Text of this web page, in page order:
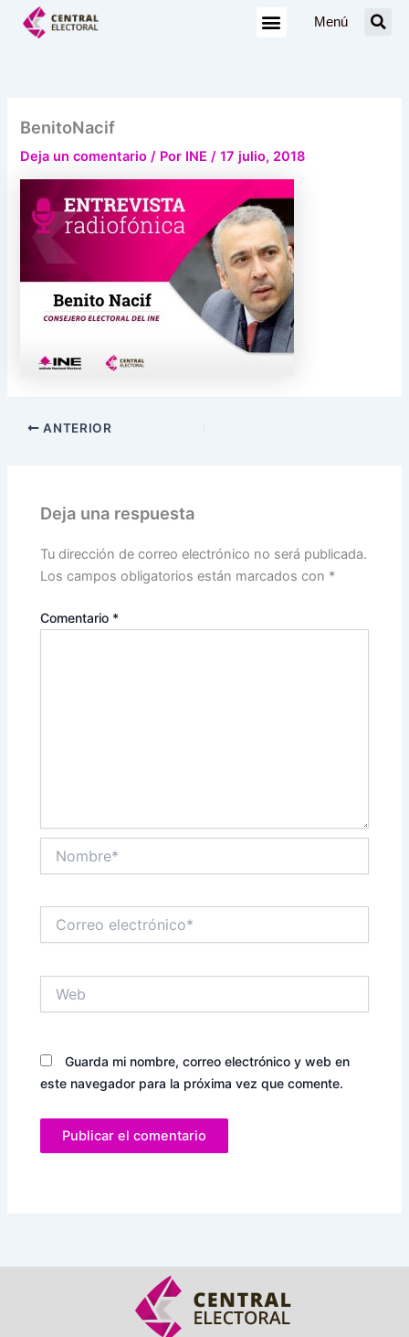
Menú
BenitoNacif
Deja un comentario / Por INE/17 julio, 2018
ANTERIOR
Deja una respuesta
Tu dirección de correo electrónico no será publicada.
Los campos obligatorios están marcados con *
Comentario *
electrónico*
Guarda mi nombre, correo electrónico y web en
este navegador para la próxima vez que comente.